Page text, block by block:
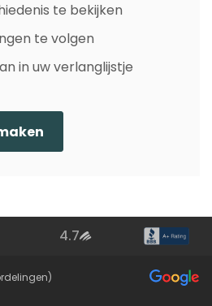
te bekijken
te volgen
in uw verlanglijstje
4.7